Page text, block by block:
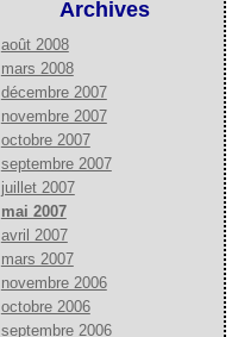
Archives
août 2008
mars 2008
décembre 2007
novembre 2007
octobre 2007
septembre 2007
juillet 2007
mai 2007
avril 2007
mars 2007
novembre 2006
octobre 2006
septembre 2006